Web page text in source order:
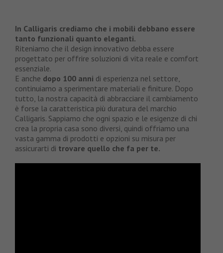
In Calligaris crediamo che i mobili debbano essere
tanto funzionali quanto eleganti.
Riteniamo che il design innovativo debba essere
progettato per offrire soluzioni di vita reale e comfort
essenziale.
E anche dopo 100 anni di esperienza nel settore,
continuiamo a sperimentare materiali e finiture. Dopo
tutto, la nostra capacità di abbracciare il cambiamento
è forse la caratteristica più duratura del marchio
Calligaris. Sappiamo che ogni spazio e le esigenze di chi
crea la propria casa sono diversi, quindi offriamo una
vasta gamma di prodotti e opzioni su misura per
assicurarti di trovare quello che fa per te.